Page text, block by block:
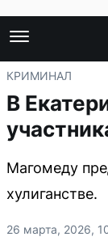
КРИМИНАЛ
В
Магомеду
хулиганстве.
26 марта, 2026,